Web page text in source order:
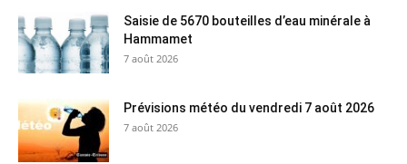
Saisie de 5670 bouteilles d’eau minérale à
Hammamet
7 août 2026
Prévisions météo du vendredi 7 août 2026
7 août 2026